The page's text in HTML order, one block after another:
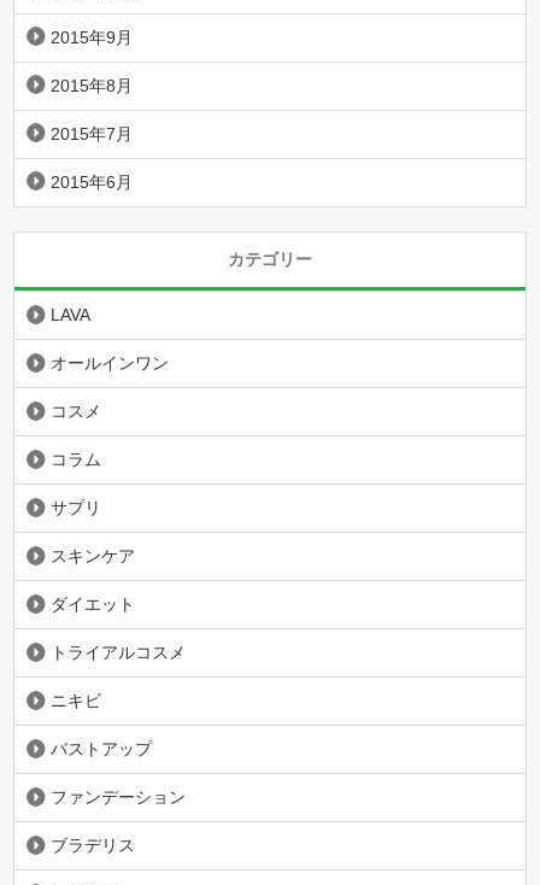
2015年9月
2015年8月
2015年7月
2015年6月
カテゴリー
LAVA
オールインワン
コスメ
コラム
サプリ
スキンケア
ダイエット
トライアルコスメ
ニキビ
バストアップ
ファンデーション
ブラデリス